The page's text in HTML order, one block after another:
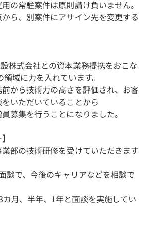
の常駐案件は原則請け負いません。
ら、別案件にアサイン先を変更する
株式会社との資本業務提携をおこな
域に力を入れています。
から技術力の高さを評価され、お客
いただいていることから
募集を行うことになりました。
業部の技術研修を受けていただきます
談で、今後のキャリアなどを相談で
カ月、半年、1年と面談を実施してい